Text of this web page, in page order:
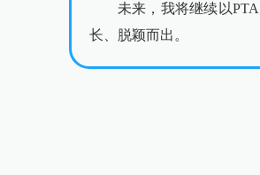
未来，我将继续以
长、脱颖而出。